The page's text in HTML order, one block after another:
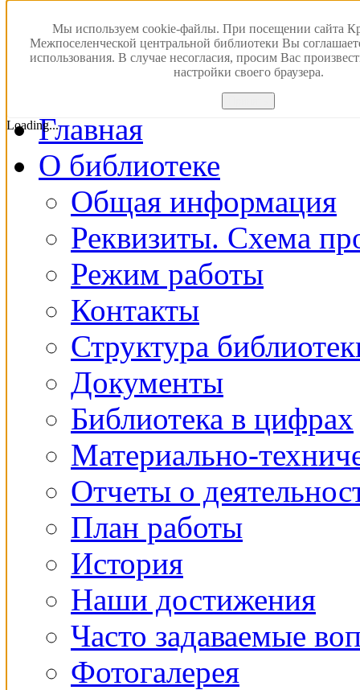
Мы используем cookie-файлы. При посещении сайта
Межпоселенческой центральной библиотеки Вы
использования. В случае несогласия, просим Вас
настройки своего браузера.
Loading...
Версия для
ПОИСК В
Главная
О библиотеке
Общая информация
Реквизиты. Схема
Режим работы
Контакты
Структура
Документы
Библиотека в цифрах
Материально-
Отчеты о
План работы
История
Наши достижения
Часто задаваемые
Фотогалерея